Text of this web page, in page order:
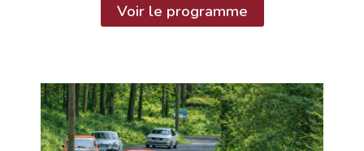
Voir le programme